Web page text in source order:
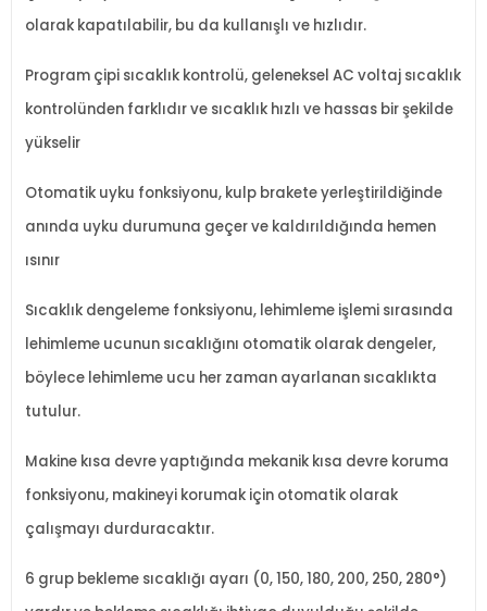
olarak kapatılabilir, bu da kullanışlı ve hızlıdır.
Program çipi sıcaklık kontrolü, geleneksel AC voltaj sıcaklık
kontrolünden farklıdır ve sıcaklık hızlı ve hassas bir şekilde
yükselir
Otomatik uyku fonksiyonu, kulp brakete yerleştirildiğinde
anında uyku durumuna geçer ve kaldırıldığında hemen
ısınır
Sıcaklık dengeleme fonksiyonu, lehimleme işlemi sırasında
lehimleme ucunun sıcaklığını otomatik olarak dengeler,
böylece lehimleme ucu her zaman ayarlanan sıcaklıkta
tutulur.
Makine kısa devre yaptığında mekanik kısa devre koruma
fonksiyonu, makineyi korumak için otomatik olarak
çalışmayı durduracaktır.
6 grup bekleme sıcaklığı ayarı (0, 150, 180, 200, 250, 280°)